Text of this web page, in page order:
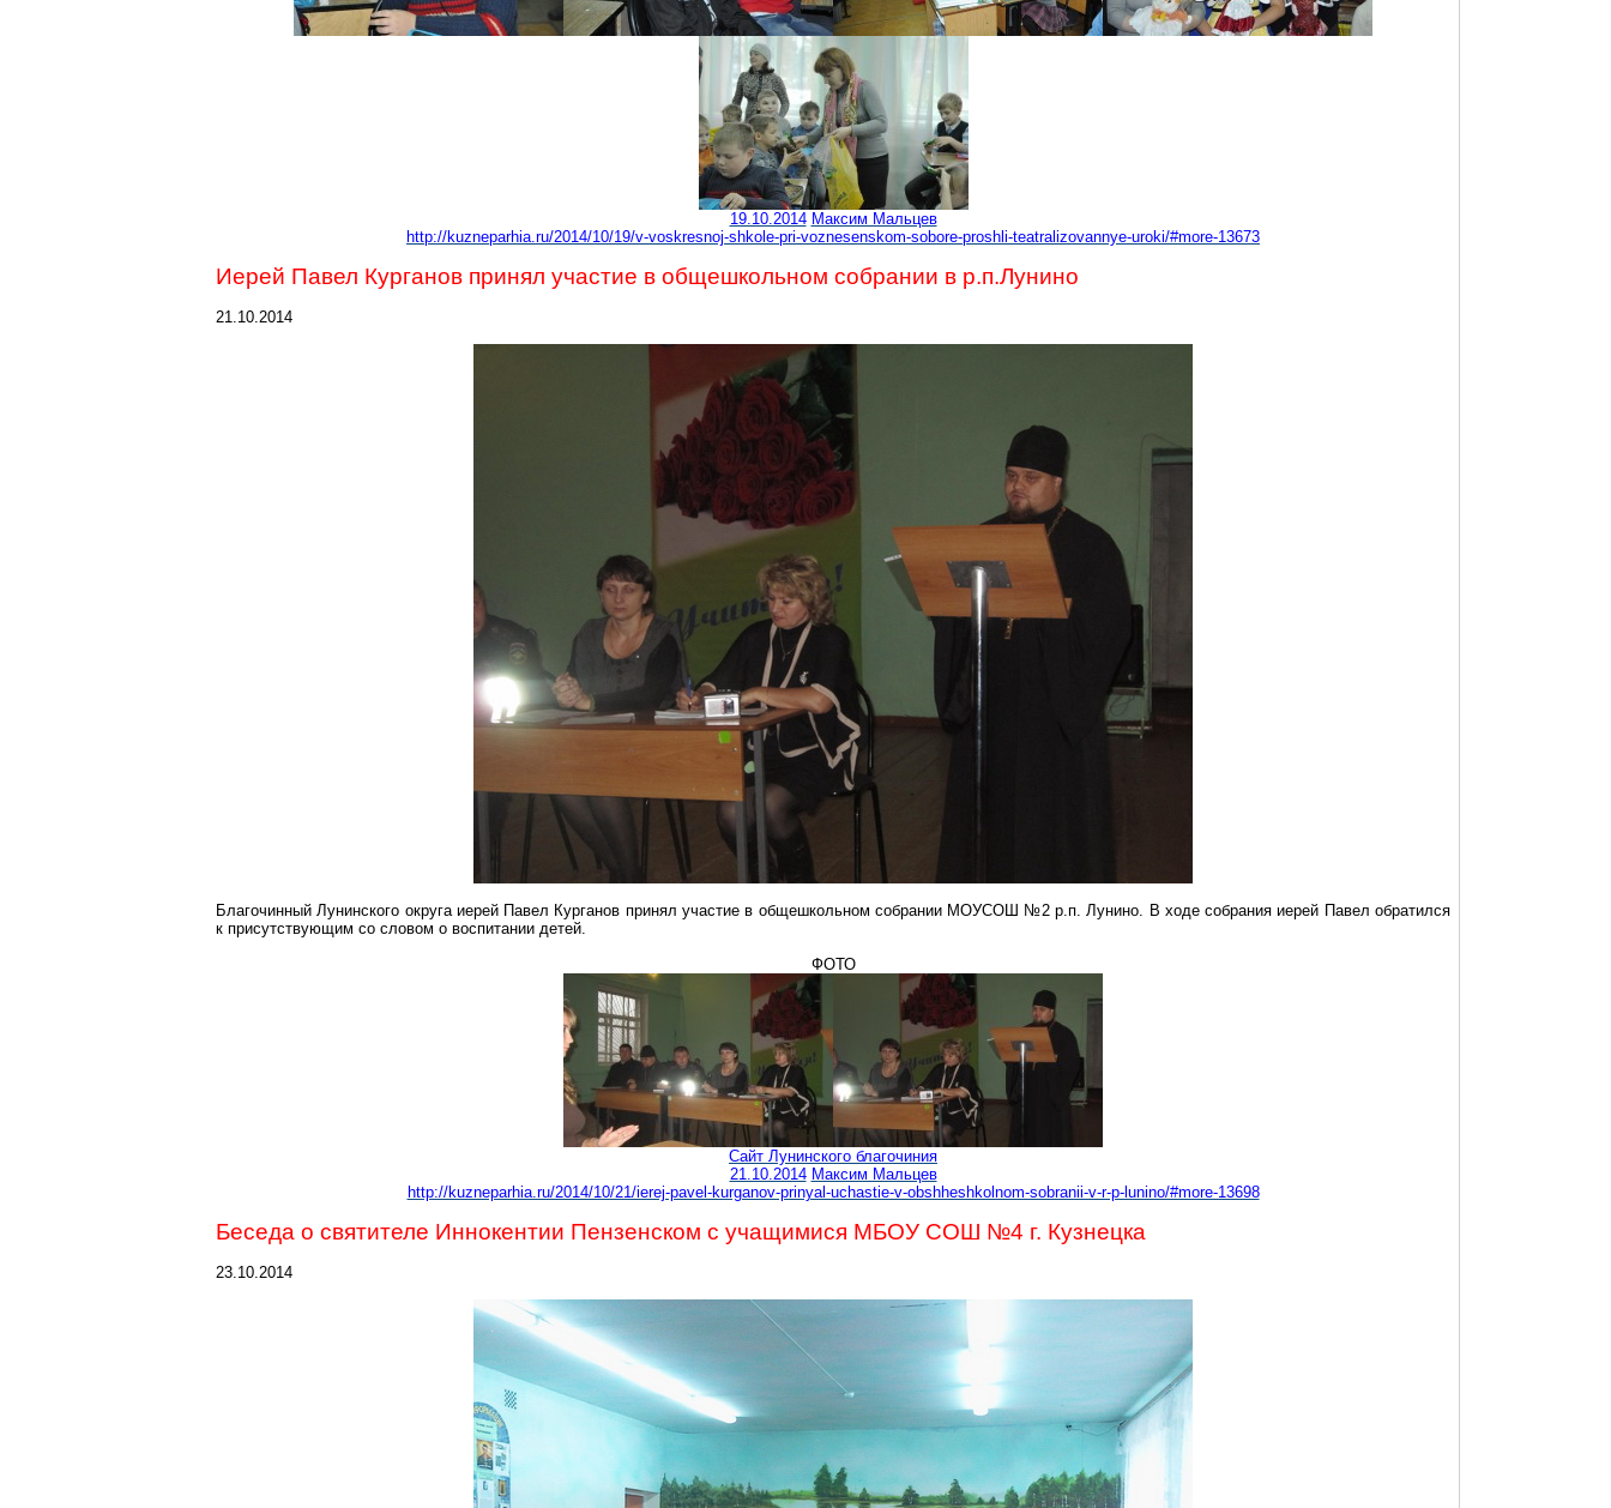
19.10.2014 Максим Мальцев
http://kuzneparhia.ru/2014/10/19/v-voskresnoj-shkole-pri-voznesenskom-sobore-proshli-teatralizovannye-uroki/#more-13673
Иерей Павел Курганов принял участие в общешкольном собрании в р.п.Лунино
21.10.2014
БлагочинныйЛунинского округа иерей Павел Курганов принял участие в общешкольном собрании МОУСОШ №2 р.п.Лунино. В ходе собрания иерей Павел обратился
к присутствующим со словом о воспитании детей.
ФОТО
Сайт Лунинского благочиния
21.10.2014 Максим Мальцев
http://kuzneparhia.ru/2014/10/21/ierej-pavel-kurganov-prinyal-uchastie-v-obshheshkolnom-sobranii-v-r-p-lunino/#more-13698
Беседа о святителе Иннокентии Пензенском с учащимися МБОУ СОШ №4 г. Кузнецка
23.10.2014